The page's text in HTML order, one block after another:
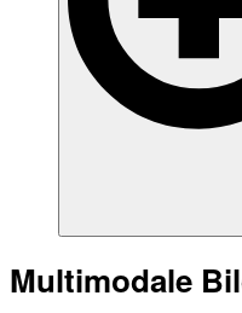
Multimodale